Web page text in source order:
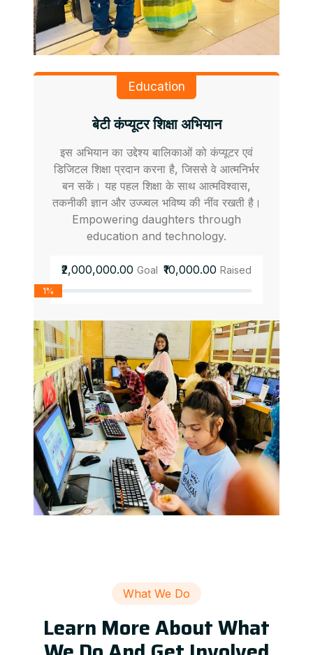
Education
बेटी कंप्यूटर शिक्षा अभियान
इस अभियान का उद्देश्य बालिकाओं को कंप्यूटर एवं
डिजिटल शिक्षा प्रदान करना है, जिससे वे आत्मनिर्भर
बन सकें। यह पहल शिक्षा के साथ आत्मविश्वास,
तकनीकी ज्ञान और उज्ज्वल भविष्य की नींव रखती है।
Empowering daughters through
education and technology.
₹2,000,000.00 Goal ₹10,000.00 Raised
1%
What We Do
Learn More About What